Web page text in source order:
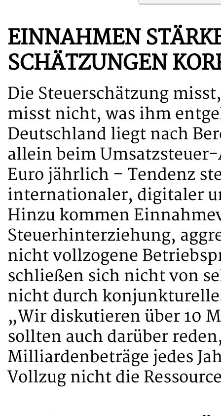
EINNAHMEN
SCHÄTZUNGEN
Die Steuerschätzung
misst nicht, was ihm
Deutschland liegt nach
allein beim
Euro jährlich – Tendenz
internationaler, digitaler
Hinzu kommen
Steuerhinterziehung,
nicht vollzogene
schließen sich nicht von
nicht durch
„Wir diskutieren über 10
sollten auch darüber
Milliardenbeträge jedes
Vollzug nicht die